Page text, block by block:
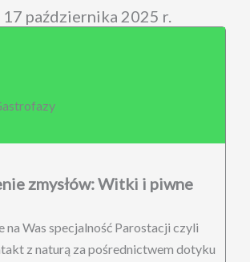
17 października 2025 r.
zmysłów: Witki i piwne
na Was specjalność Parostacji czyli
z naturą za pośrednictwem dotyku